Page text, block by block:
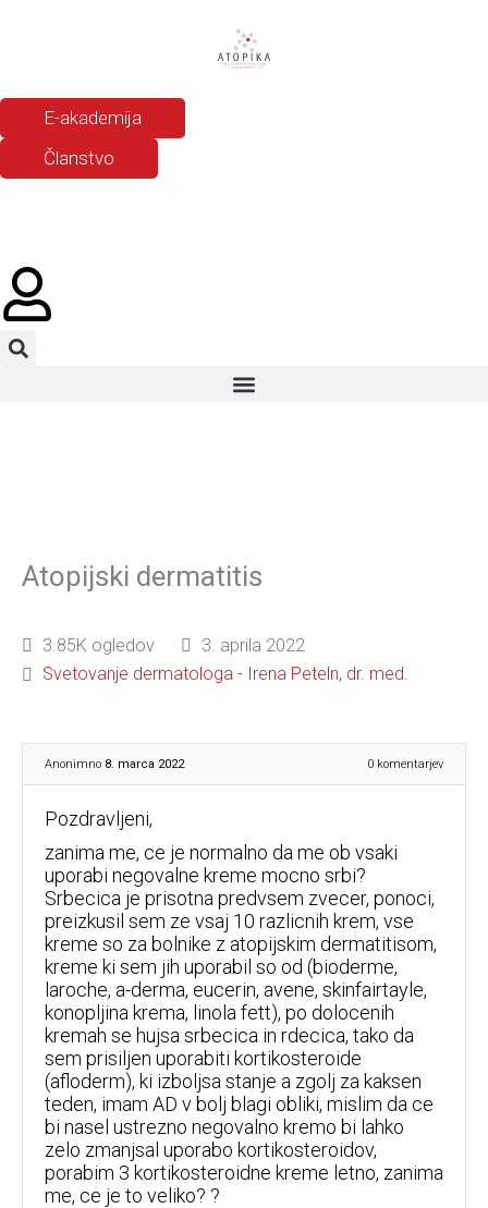
E-akademija
Članstvo
Atopijski dermatitis
3.85K ogledov
3. aprila 2022
Svetovanje dermatologa - Irena Peteln, dr. med.
Anonimno 8. marca 2022 0 komentarjev
Pozdravljeni,
zanima me, ce je normalno da me ob vsaki
uporabi negovalne kreme mocno srbi?
Srbecica je prisotna predvsem zvecer, ponoci,
preizkusil sem ze vsaj 10 razlicnih krem, vse
kreme so za bolnike z atopijskim dermatitisom,
kreme ki sem jih uporabil so od (bioderme,
laroche, a-derma, eucerin, avene, skinfairtayle,
konopljina krema, linola fett), po dolocenih
kremah se hujsa srbecica in rdecica, tako da
sem prisiljen uporabiti kortikosteroide
(afloderm), ki izboljsa stanje a zgolj za kaksen
teden, imam AD v bolj blagi obliki, mislim da ce
bi nasel ustrezno negovalno kremo bi lahko
zelo zmanjsal uporabo kortikosteroidov,
porabim 3 kortikosteroidne kreme letno, zanima
me, ce je to veliko? ?